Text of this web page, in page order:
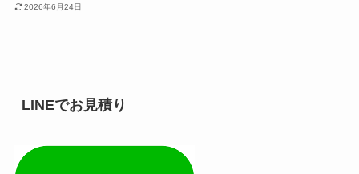
2026年6月24日
LINEでお見積り